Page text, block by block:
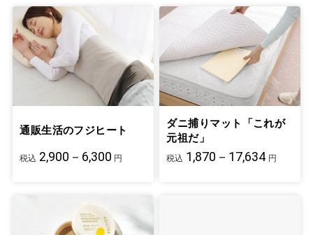
通販生活のフジヒート
税込 2,900－6,300 円
ダニ捕りマット「これが
元祖だ」
税込 1,870－17,634 円